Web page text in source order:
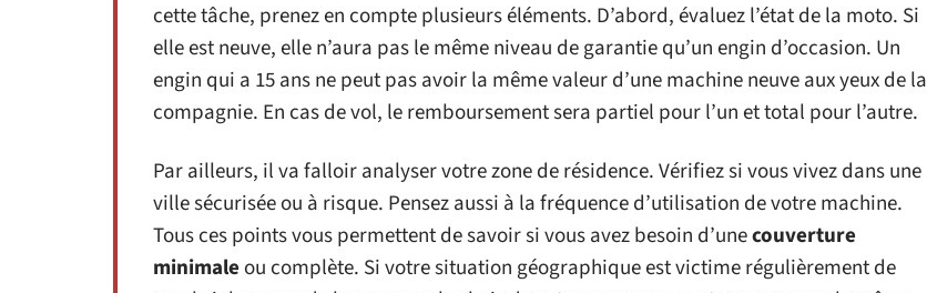
cette tâche, prenez en compte plusieurs éléments. D’abord, évaluez l’état de la moto. Si
elle est neuve, elle n’aura pas le même niveau de garantie qu’un engin d’occasion. Un
engin qui a 15 ans ne peut pas avoir la même valeur d’une machine neuve aux yeux de la
compagnie. En cas de vol, le remboursement sera partiel pour l’un et total pour l’autre.
Par ailleurs, il va falloir analyser votre zone de résidence. Vérifiez si vous vivez dans une
ville sécurisée ou à risque. Pensez aussi à la fréquence d’utilisation de votre machine.
Tous ces points vous permettent de savoir si vous avez besoin d’unecouverture
minimale ou complète. Si votre situation géographique est victime régulièrement de